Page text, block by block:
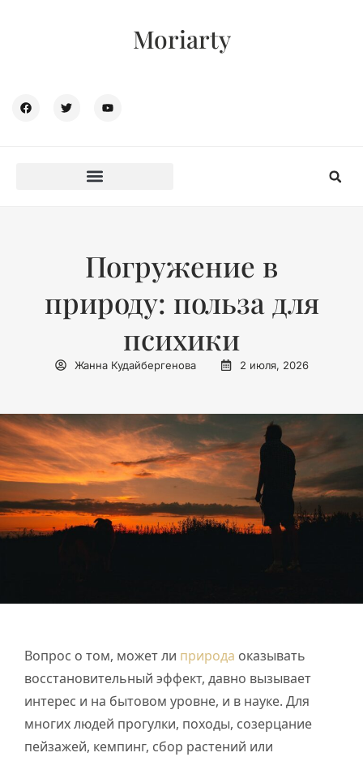
Moriarty
Погружение в
природу: польза для
психики
Жанна Кудайбергенова 2 июля, 2026
Вопрос о том, может ли природа оказывать
восстановительный эффект, давно вызывает
интерес и на бытовом уровне, и в науке. Для
многих людей прогулки, походы, созерцание
пейзажей, кемпинг, сбор растений или